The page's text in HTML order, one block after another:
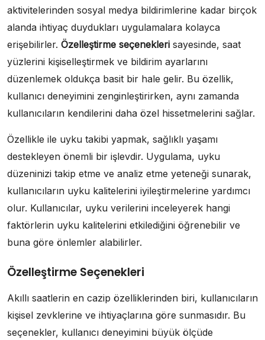
aktivitelerinden sosyal medya bildirimlerine kadar birçok
alanda ihtiyaç duydukları uygulamalara kolayca
erişebilirler. Özelleştirme seçenekleri sayesinde, saat
yüzlerini kişiselleştirmek ve bildirim ayarlarını
düzenlemek oldukça basit bir hale gelir. Bu özellik,
kullanıcı deneyimini zenginleştirirken, aynı zamanda
kullanıcıların kendilerini daha özel hissetmelerini sağlar.
Özellikle ile uyku takibi yapmak, sağlıklı yaşamı
destekleyen önemli bir işlevdir. Uygulama, uyku
düzeninizi takip etme ve analiz etme yeteneği sunarak,
kullanıcıların uyku kalitelerini iyileştirmelerine yardımcı
olur. Kullanıcılar, uyku verilerini inceleyerek hangi
faktörlerin uyku kalitelerini etkilediğini öğrenebilir ve
buna göre önlemler alabilirler.
Özelleştirme Seçenekleri
Akıllı saatlerin en cazip özelliklerinden biri, kullanıcıların
kişisel zevklerine ve ihtiyaçlarına göre sunmasıdır. Bu
seçenekler, kullanıcı deneyimini büyük ölçüde